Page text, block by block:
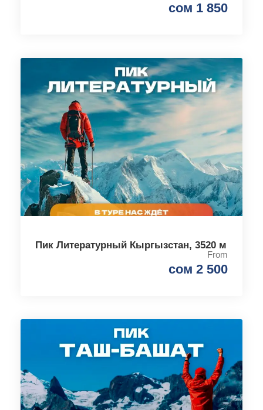
сом 1 850
Пик Литературный Кыргызстан, 3520 м
From
сом 2 500